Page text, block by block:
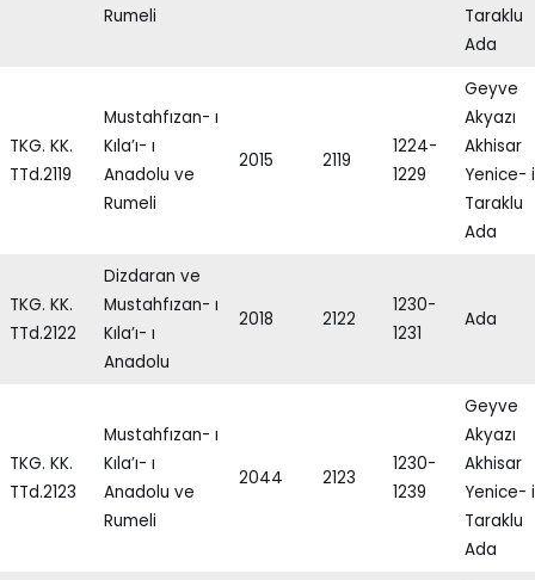
Rumeli
Taraklu
Ada
TKG. KK.
TTd.2119
Mustahfızan- ı
Kıla’ı- ı
Anadolu ve
Rumeli
2015 2119
1224-
1229
Geyve
Akyazı
Akhisar
Yenice- i
Taraklu
Ada
TKG. KK.
TTd.2122
Dizdaran ve
Mustahfızan- ı
Kıla’ı- ı
Anadolu
2018 2122
1230-
1231
Ada
TKG. KK.
TTd.2123
Mustahfızan- ı
Kıla’ı- ı
Anadolu ve
Rumeli
2044 2123
1230-
1239
Geyve
Akyazı
Akhisar
Yenice- i
Taraklu
Ada